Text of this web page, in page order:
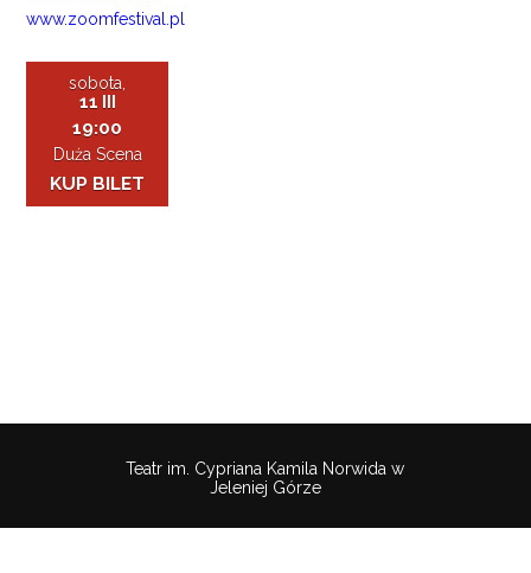
www.zoomfestival.pl
sobota,
11 III
19:00
Duża Scena
KUP BILET
Teatr im. Cypriana Kamila Norwida w
Jeleniej Górze